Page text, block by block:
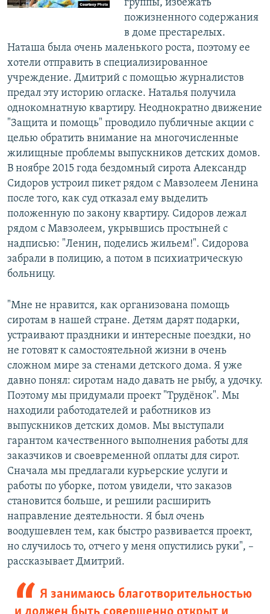
группы, избежать
пожизненного содержания
в доме престарелых.
Наташа была очень маленького роста, поэтому ее
хотели отправить в специализированное
учреждение. Дмитрий с помощью журналистов
предал эту историю огласке. Наталья получила
однокомнатную квартиру. Неоднократно движение
"Защита и помощь" проводило публичные акции с
целью обратить внимание на многочисленные
жилищные проблемы выпускников детских домов.
В ноябре 2015 года бездомный сирота Александр
Сидоров устроил пикет рядом с Мавзолеем Ленина
после того, как суд отказал ему выделить
положенную по закону квартиру. Сидоров лежал
рядом с Мавзолеем, укрывшись простыней с
надписью: "Ленин, поделись жильем!". Сидорова
забрали в полицию, а потом в психиатрическую
больницу.
"Мне не нравится, как организована помощь
сиротам в нашей стране. Детям дарят подарки,
устраивают праздники и интересные поездки, но
не готовят к самостоятельной жизни в очень
сложном мире за стенами детского дома. Я уже
давно понял: сиротам надо давать не рыбу, а удочку.
Поэтому мы придумали проект "Трудёнок". Мы
находили работодателей и работников из
выпускников детских домов. Мы выступали
гарантом качественного выполнения работы для
заказчиков и своевременной оплаты для сирот.
Сначала мы предлагали курьерские услуги и
работы по уборке, потом увидели, что заказов
становится больше, и решили расширить
направление деятельности. Я был очень
воодушевлен тем, как быстро развивается проект,
но случилось то, отчего у меня опустились руки", –
рассказывает Дмитрий.
Я занимаюсь благотворительностью